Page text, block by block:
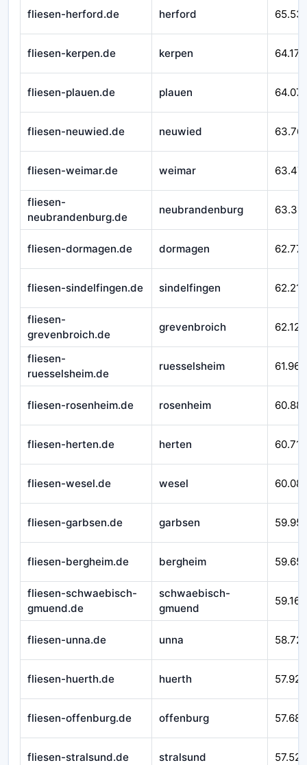
fliesen-herford.de herford
fliesen-kerpen.de kerpen 64.171
fliesen-plauen.de plauen
fliesen-neuwied.de neuwied
fliesen-weimar.de weimar
fliesen-
neubrandenburg.de
neubrandenburg 63.311
fliesen-dormagen.de dormagen
fliesen-sindelfingen.de sindelfingen 62.215
fliesen-
grevenbroich.de
grevenbroich 62.124
fliesen-
ruesselsheim.de
ruesselsheim 61.967
fliesen-rosenheim.de rosenheim
fliesen-herten.de herten 60.710
fliesen-wesel.de wesel
fliesen-garbsen.de garbsen
fliesen-bergheim.de bergheim
fliesen-schwaebisch-
gmuend.de
schwaebisch-
gmuend
59.166
fliesen-unna.de unna
fliesen-huerth.de huerth 57.925
fliesen-offenburg.de offenburg 57.687
fliesen-stralsund.de stralsund 57.525